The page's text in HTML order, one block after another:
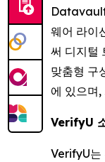
Datavault
웨어 라이
써 디지털
맞춤형 구
에 있으며
VerifyU
VerifyU는